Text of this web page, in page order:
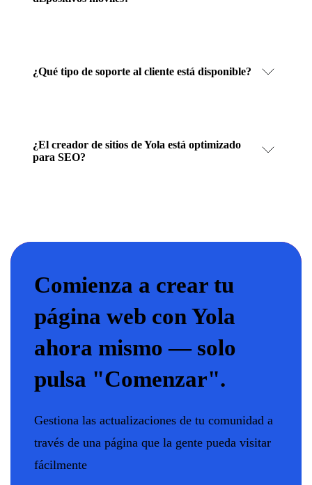
¿Qué tipo de soporte al cliente está disponible?
¿El creador de sitios de Yola está optimizado
para SEO?
Comienza a crear tu
página web con Yola
ahora mismo — solo
pulsa "Comenzar".
Gestiona las actualizaciones de tu comunidad a
través de una página que la gente pueda visitar
fácilmente